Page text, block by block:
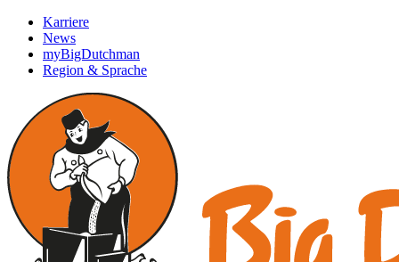
Karriere
News
myBigDutchman
Region & Sprache